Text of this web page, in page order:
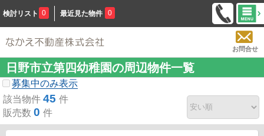
検討リスト 0 最近見た物件 0
お問合せ
日野市立第四幼稚園の周辺物件一覧
募集中のみ表示
該当物件 45 件
販売数 0 件